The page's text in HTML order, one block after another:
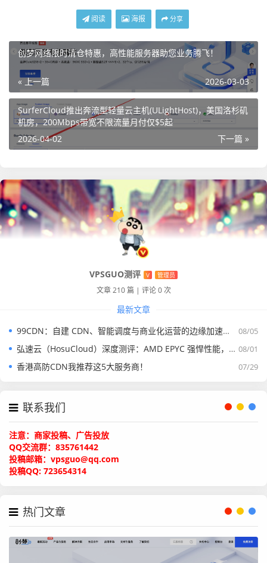
带宽 160元/月
带宽 276元/月
16核16G500M带宽 548元/月
湖北十堰400G防御物理机
开机地址https://hk.kvidc.com/cart?action=configureprod
uct&pid=928
40核32G 50M 1T固态 399元/月
80核32G 50M 500G容量 399元/月
56核128G 50M 2T固态 599元/月
72核64G 50M 480G固态 550元/月
80核64G 50M 800G固态 650元/月
阅读 海报 分享
创梦网络限时清仓特惠，高性能服务器助您业务腾飞！
« 上一篇 2026-03-03
SurferCloud推出奔流型轻量云主机(ULightHost)，美国洛杉矶
机房，200Mbps带宽不限流量月付仅$5起
下一篇 »
2026-04-02
VPSGUO测评 V 管理员
文章 210 篇 | 评论 0 次
最新文章
08/05
99CDN：自建 CDN、智能调度与商业化运营的边缘加速平台
08/01
弘速云（HosuCloud）深度测评：AMD EPYC 强悍性能，拼团价真香！
07/29
香港高防CDN我推荐这5大服务商！
联系我们
注意：商家投稿、广告投放
QQ交流群：835761442
投稿邮箱：vpsguo@qq.com
投稿QQ: 723654314
热门文章